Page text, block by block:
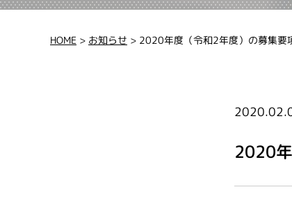
HOME > お知らせ > 2020年度（令和2年度）の募集要
2020